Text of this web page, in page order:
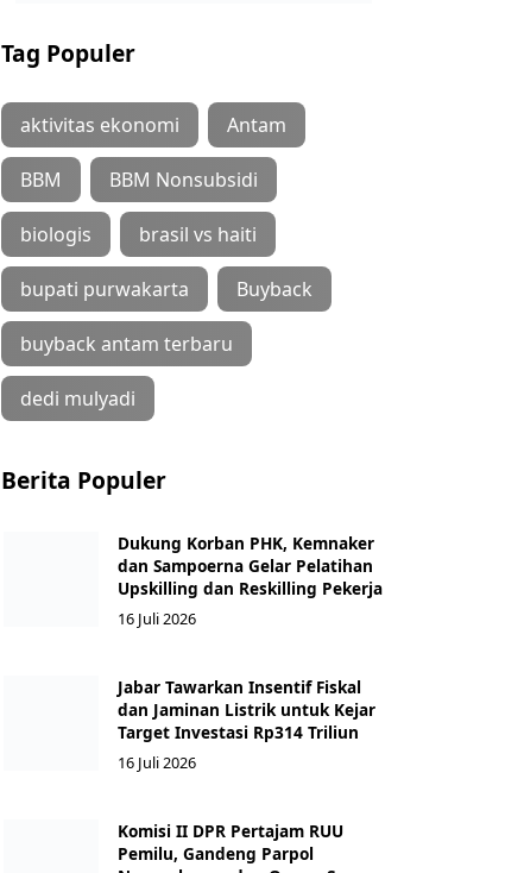
Tag Populer
aktivitas ekonomi Antam
BBM BBM Nonsubsidi
biologis brasil vs haiti
bupati purwakarta Buyback
buyback antam terbaru
dedi mulyadi
Berita Populer
Dukung Korban PHK, Kemnaker
dan Sampoerna Gelar Pelatihan
Upskilling dan Reskilling Pekerja
16 Juli 2026
Jabar Tawarkan Insentif Fiskal
dan Jaminan Listrik untuk Kejar
Target Investasi Rp314 Triliun
16 Juli 2026
Komisi II DPR Pertajam RUU
Pemilu, Gandeng Parpol